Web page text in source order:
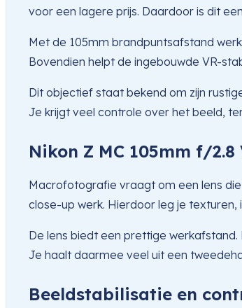
voor een lagere prijs. Daardoor is dit
Met de 105mm brandpuntsafstand
Bovendien helpt de ingebouwde VR-
Dit objectief staat bekend om zijn
Je krijgt veel controle over het beeld,
Nikon Z MC 105mm f/
Macrofotografie vraagt om een lens
close-up werk. Hierdoor leg je
De lens biedt een prettige
Je haalt daarmee veel uit een
Beeldstabilisatie en